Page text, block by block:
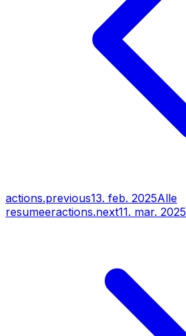
actions.previous13. feb. 2025Alle
resumeeractions.next11. mar. 2025